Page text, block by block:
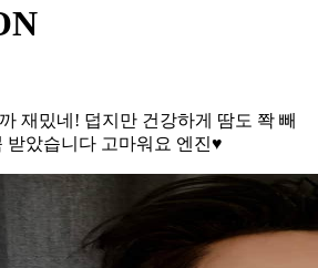
재밌네! 덥지만 건강하게 땀도 쫙 빼
받았습니다 고마워요 엔진♥️